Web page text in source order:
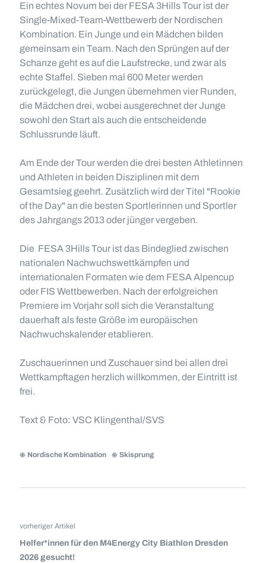
Ein echtes Novum bei der FESA 3Hills Tour ist der
Single-Mixed-Team-Wettbewerb der Nordischen
Kombination. Ein Junge und ein Mädchen bilden
gemeinsam ein Team. Nach den Sprüngen auf der
Schanze geht es auf die Laufstrecke, und zwar als
echte Staffel. Sieben mal 600 Meter werden
zurückgelegt, die Jungen übernehmen vier Runden,
die Mädchen drei, wobei ausgerechnet der Junge
sowohl den Start als auch die entscheidende
Schlussrunde läuft.
Am Ende der Tour werden die drei besten Athletinnen
und Athleten in beiden Disziplinen mit dem
Gesamtsieg geehrt. Zusätzlich wird der Titel "Rookie
of the Day" an die besten Sportlerinnen und Sportler
des Jahrgangs 2013 oder jünger vergeben.
Die FESA 3Hills Tour ist das Bindeglied zwischen
nationalen Nachwuchswettkämpfen und
internationalen Formaten wie dem FESA Alpencup
oder FIS Wettbewerben. Nach der erfolgreichen
Premiere im Vorjahr soll sich die Veranstaltung
dauerhaft als feste Größe im europäischen
Nachwuchskalender etablieren.
Zuschauerinnen und Zuschauer sind bei allen drei
Wettkampftagen herzlich willkommen, der Eintritt ist
frei.
Text & Foto: VSC Klingenthal/SVS
Nordische Kombination Skisprung
vorheriger Artikel
Helfer*innen für den M4Energy City Biathlon Dresden
2026 gesucht!